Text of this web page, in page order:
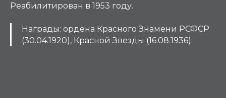
Реабилитирован в 1953 году.
Награды: ордена Красного Знамени РСФСР
(30.04.1920), Красной Звезды (16.08.1936).